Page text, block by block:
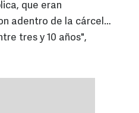
que eran
adentro de la cárcel…
tres y 10 años",